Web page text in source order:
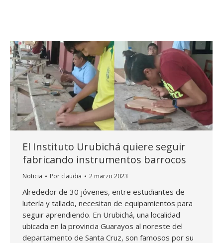
El Instituto Urubichá quiere seguir
fabricando instrumentos barrocos
Noticia Por claudia 2 marzo 2023
Alrededor de 30 jóvenes, entre estudiantes de
lutería y tallado, necesitan de equipamientos para
seguir aprendiendo. En Urubichá, una localidad
ubicada en la provincia Guarayos al noreste del
departamento de Santa Cruz, son famosos por su